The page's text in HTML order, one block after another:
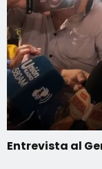
Entrevista al